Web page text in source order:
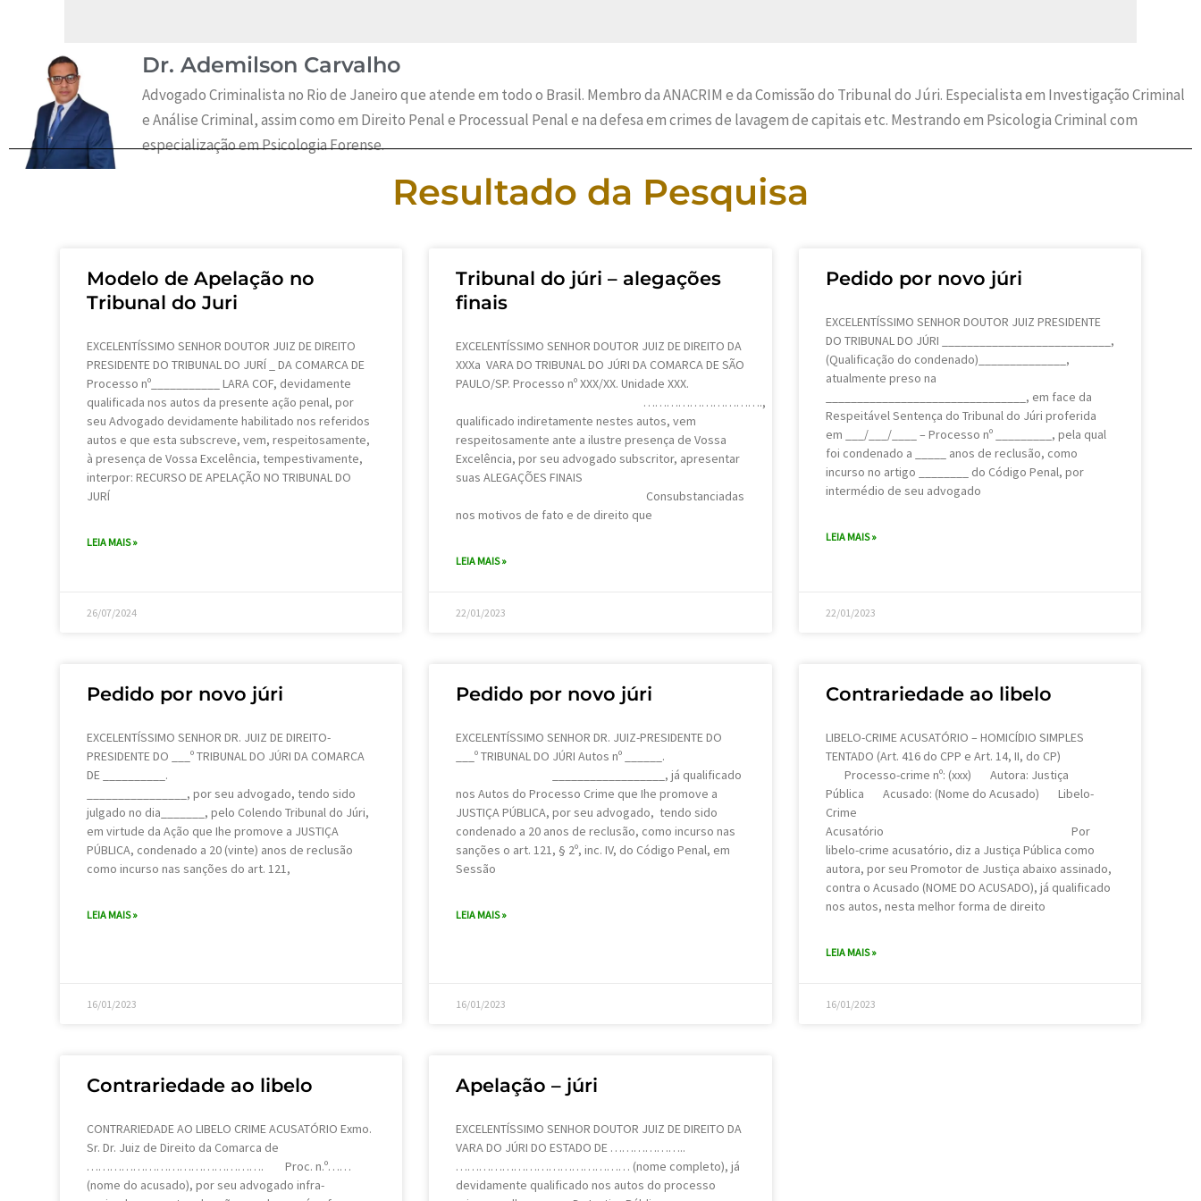
Dr. Ademilson Carvalho
Advogado Criminalista no Rio de Janeiro que atende em todo o Brasil. Membro da ANACRIM e da Comissão do Tribunal do Júri. Especialista em Investigação Criminal
e Análise Criminal, assim como em Direito Penal e Processual Penal e na defesa em crimes de lavagem de capitais etc. Mestrando em Psicologia Criminal com
especialização em Psicologia Forense.
Resultado da Pesquisa
Modelo de Apelação no
Tribunal do Juri
EXCELENTÍSSIMO SENHOR DOUTOR JUIZ DE DIREITO
PRESIDENTE DO TRIBUNAL DO JURÍ _ DA COMARCA DE
Processo nº___________ LARA COF, devidamente
qualificada nos autos da presente ação penal, por
seu Advogado devidamente habilitado nos referidos
autos e que esta subscreve, vem, respeitosamente,
à presença de Vossa Excelência, tempestivamente,
interpor: RECURSO DE APELAÇÃO NO TRIBUNAL DO
JURÍ
LEIA MAIS »
26/07/2024
Tribunal do júri – alegações
finais
EXCELENTÍSSIMO SENHOR DOUTOR JUIZ DE DIREITO DA
XXXa VARA DO TRIBUNAL DO JÚRI DA COMARCA DE SÃO
PAULO/SP. Processo nº XXX/XX. Unidade XXX.
………………………….,
qualificado indiretamente nestes autos, vem
respeitosamente ante a ilustre presença de Vossa
Excelência, por seu advogado subscritor, apresentar
suas ALEGAÇÕES FINAIS
Consubstanciadas
nos motivos de fato e de direito que
LEIA MAIS »
22/01/2023
Pedido por novo júri
EXCELENTÍSSIMO SENHOR DOUTOR JUIZ PRESIDENTE
DO TRIBUNAL DO JÚRI ___________________________,
(Qualificação do condenado)______________,
atualmente preso na
________________________________, em face da
Respeitável Sentença do Tribunal do Júri proferida
em ___/___/____ – Processo nº _________, pela qual
foi condenado a _____ anos de reclusão, como
incurso no artigo ________ do Código Penal, por
intermédio de seu advogado
LEIA MAIS »
22/01/2023
Pedido por novo júri
EXCELENTÍSSIMO SENHOR DR. JUIZ DE DIREITO-
PRESIDENTE DO ___º TRIBUNAL DO JÚRI DA COMARCA
DE __________.
________________, por seu advogado, tendo sido
julgado no dia_______, pelo Colendo Tribunal do Júri,
em virtude da Ação que Ihe promove a JUSTIÇA
PÚBLICA, condenado a 20 (vinte) anos de reclusão
como incurso nas sanções do art. 121,
LEIA MAIS »
16/01/2023
Pedido por novo júri
EXCELENTÍSSIMO SENHOR DR. JUIZ-PRESIDENTE DO
___º TRIBUNAL DO JÚRI Autos nº ______.
__________________, já qualificado
nos Autos do Processo Crime que Ihe promove a
JUSTIÇA PÚBLICA, por seu advogado, tendo sido
condenado a 20 anos de reclusão, como incurso nas
sanções o art. 121, § 2º, inc. IV, do Código Penal, em
Sessão
LEIA MAIS »
16/01/2023
Contrariedade ao libelo
LIBELO-CRIME ACUSATÓRIO – HOMICÍDIO SIMPLES
TENTADO (Art. 416 do CPP e Art. 14, II, do CP)
Processo-crime nº: (xxx) Autora: Justiça
Pública Acusado: (Nome do Acusado) Libelo-
Crime
Acusatório Por
libelo-crime acusatório, diz a Justiça Pública como
autora, por seu Promotor de Justiça abaixo assinado,
contra o Acusado (NOME DO ACUSADO), já qualificado
nos autos, nesta melhor forma de direito
LEIA MAIS »
16/01/2023
Contrariedade ao libelo
CONTRARIEDADE AO LIBELO CRIME ACUSATÓRIO Exmo.
Sr. Dr. Juiz de Direito da Comarca de
………………………………………. Proc. n.º……
(nome do acusado), por seu advogado infra-
Apelação – júri
EXCELENTÍSSIMO SENHOR DOUTOR JUIZ DE DIREITO DA
VARA DO JÚRI DO ESTADO DE ………………..
……………………………………… (nome completo), já
devidamente qualificado nos autos do processo